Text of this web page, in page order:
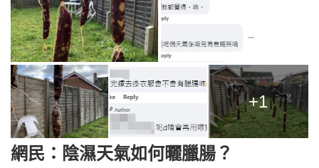
+1
網民：陰濕天氣如何曬臘腸？